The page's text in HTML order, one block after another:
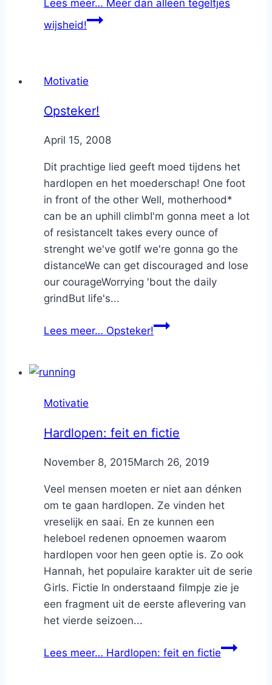
Lees meer… Meer dan alleen tegeltjes
wijsheid!
Motivatie
Opsteker!
ByNicole
April 15, 2008
Dit prachtige lied geeft moed tijdens het
hardlopen en het moederschap! One foot
in front of the other Well, motherhood*
can be an uphill climbI'm gonna meet a lot
of resistanceIt takes every ounce of
strenght we've gotIf we're gonna go the
distanceWe can get discouraged and lose
our courageWorrying 'bout the daily
grindBut life's...
Lees meer… Opsteker!
Motivatie
Hardlopen: feit en fictie
ByNicole
November 8, 2015March 26, 2019
Veel mensen moeten er niet aan dénken
om te gaan hardlopen. Ze vinden het
vreselijk en saai. En ze kunnen een
heleboel redenen opnoemen waarom
hardlopen voor hen geen optie is. Zo ook
Hannah, het populaire karakter uit de serie
Girls. Fictie In onderstaand filmpje zie je
een fragment uit de eerste aflevering van
het vierde seizoen...
Lees meer… Hardlopen: feit en fictie